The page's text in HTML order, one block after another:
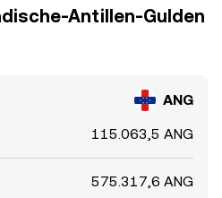
Antillen-Gulden
ANG
115.063,5 ANG
575.317,6 ANG